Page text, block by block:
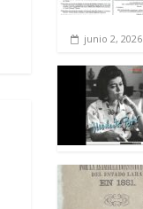
junio 2, 2026